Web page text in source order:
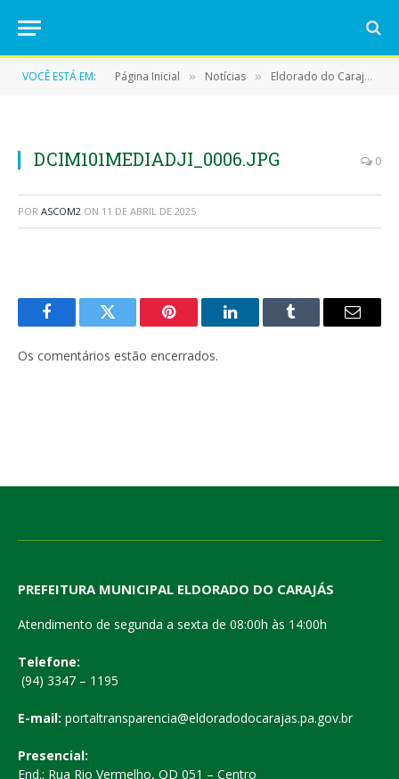
VOCÊ ESTÁ EM: Página Inicial » Notícias » Eldorado do Carajás tem situação de emergência reconhecida pelo Governo Federal após fortes chuvas
DCIM101MEDIADJI_0006.JPG 0
POR ASCOM2 ON 11 DE ABRIL DE 2025
FacebookTwitter Pinterest LinkedInTumblr
E-
Os comentários estão encerrados.
PREFEITURA MUNICIPAL ELDORADO DO CARAJÁS
Atendimento de segunda a sexta de 08:00h às 14:00h
Telefone:
(94) 3347 – 1195
E-mail: portaltransparencia@eldoradodocarajas.pa.gov.br
Presencial:
End.: Rua Rio Vermelho, QD 051 – Centro